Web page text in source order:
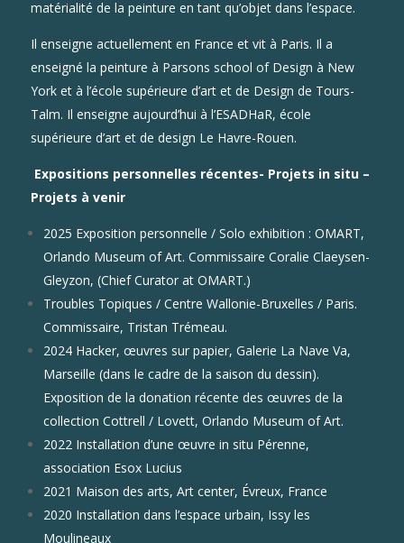
matérialité de la peinture en tant qu’objet dans l’espace.
Il enseigne actuellement en France et vit à Paris. Il a
enseigné la peinture à Parsons school of Design à New
York et à l’école supérieure d’art et de Design de Tours-
Talm. Il enseigne aujourd’hui à l’ESADHaR, école
supérieure d’art et de design Le Havre-Rouen.
Expositions personnelles récentes- Projets in situ –
Projets à venir
2025 Exposition personnelle / Solo exhibition : OMART,
Orlando Museum of Art. Commissaire Coralie Claeysen-
Gleyzon, (Chief Curator at OMART.)
Troubles Topiques / Centre Wallonie-Bruxelles / Paris.
Commissaire, Tristan Trémeau.
2024 Hacker, œuvres sur papier, Galerie La Nave Va,
Marseille (dans le cadre de la saison du dessin).
Exposition de la donation récente des œuvres de la
collection Cottrell / Lovett, Orlando Museum of Art.
2022 Installation d’une œuvre in situ Pérenne,
association Esox Lucius
2021 Maison des arts, Art center, Évreux, France
2020 Installation dans l’espace urbain, Issy les
Moulineaux